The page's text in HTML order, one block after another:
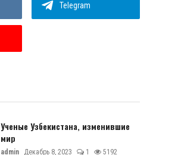
Telegram
Ученые Узбекистана, изменившие
мир
admin Декабрь 8, 2023 1 5192